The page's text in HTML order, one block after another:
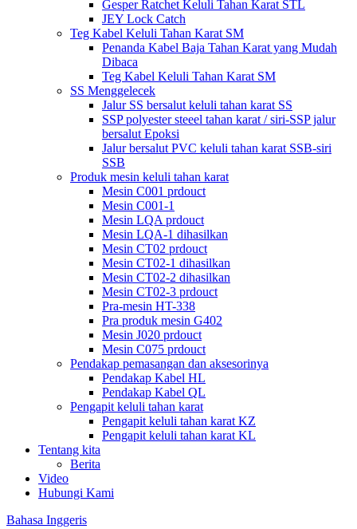
Gesper Ratchet Keluli Tahan Karat STL
JEY Lock Catch
Teg Kabel Keluli Tahan Karat SM
Penanda Kabel Baja Tahan Karat yang Mudah
Dibaca
Teg Kabel Keluli Tahan Karat SM
SS Menggelecek
Jalur SS bersalut keluli tahan karat SS
SSP polyester steeel tahan karat / siri-SSP jalur
bersalut Epoksi
Jalur bersalut PVC keluli tahan karat SSB-siri
SSB
Produk mesin keluli tahan karat
Mesin C001 prdouct
Mesin C001-1
Mesin LQA prdouct
Mesin LQA-1 dihasilkan
Mesin CT02 prdouct
Mesin CT02-1 dihasilkan
Mesin CT02-2 dihasilkan
Mesin CT02-3 prdouct
Pra-mesin HT-338
Pra produk mesin G402
Mesin J020 prdouct
Mesin C075 prdouct
Pendakap pemasangan dan aksesorinya
Pendakap Kabel HL
Pendakap Kabel QL
Pengapit keluli tahan karat
Pengapit keluli tahan karat KZ
Pengapit keluli tahan karat KL
Tentang kita
Berita
Video
Hubungi Kami
Bahasa Inggeris